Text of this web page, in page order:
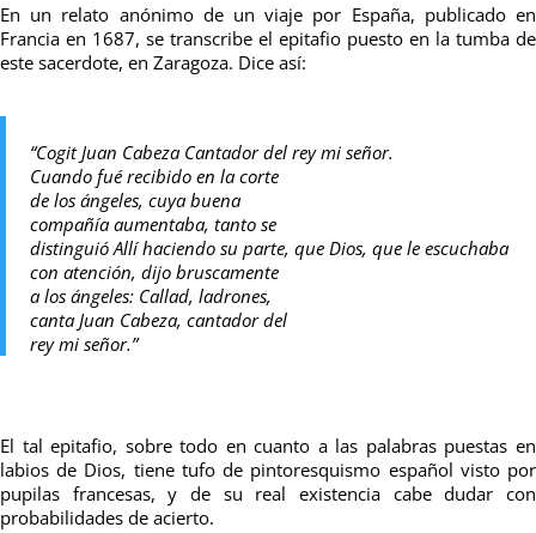
En un relato anónimo de un viaje por España, publicado en
Francia en 1687, se transcribe el epitafio puesto en la tumba de
este sacerdote, en Zaragoza. Dice así:
“Cogit Juan Cabeza Cantador del rey mi señor.
Cuando fué recibido en la corte
de los ángeles, cuya buena
compañía aumentaba, tanto se
distinguió Allí haciendo su parte, que Dios, que le escuchaba
con atención, dijo bruscamente
a los ángeles: Callad, ladrones,
canta Juan Cabeza, cantador del
rey mi señor.”
El tal epitafio, sobre todo en cuanto a las palabras puestas en
labios de Dios, tiene tufo de pintoresquismo español visto por
pupilas francesas, y de su real existencia cabe dudar con
probabilidades de acierto.